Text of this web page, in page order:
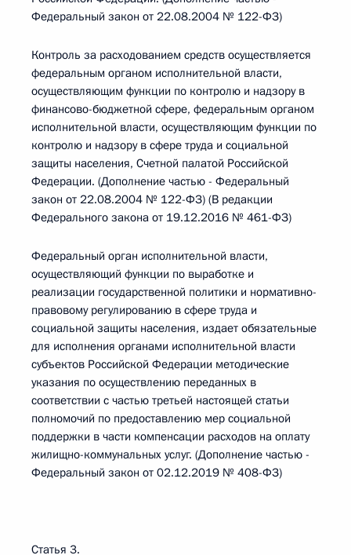
Федеральный закон от 22.08.2004 № 122-ФЗ)
Контроль за расходованием средств осуществляется
федеральным органом исполнительной власти,
осуществляющим функции по контролю и надзору в
финансово-бюджетной сфере, федеральным органом
исполнительной власти, осуществляющим функции по
контролю и надзору в сфере труда и социальной
защиты населения, Счетной палатой Российской
Федерации. (Дополнение частью - Федеральный
закон от 22.08.2004 № 122-ФЗ) (В редакции
Федерального закона от 19.12.2016 № 461-ФЗ)
Федеральный орган исполнительной власти,
осуществляющий функции по выработке и
реализации государственной политики и нормативно-
правовому регулированию в сфере труда и
социальной защиты населения, издает обязательные
для исполнения органами исполнительной власти
субъектов Российской Федерации методические
указания по осуществлению переданных в
соответствии с частью третьей настоящей статьи
полномочий по предоставлению мер социальной
поддержки в части компенсации расходов на оплату
жилищно-коммунальных услуг. (Дополнение частью -
Федеральный закон от 02.12.2019 № 408-ФЗ)
Статья 3.